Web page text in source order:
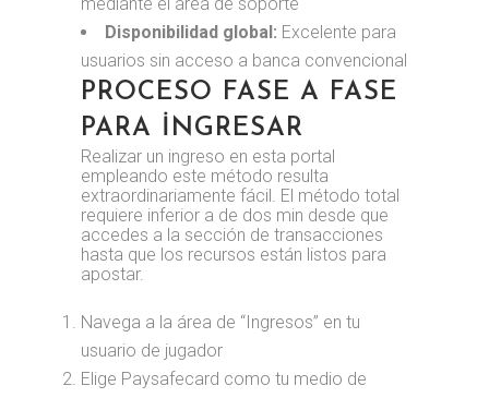
mediante el área de soporte
Disponibilidad global: Excelente para
usuarios sin acceso a banca convencional
PROCESO FASE A FASE
PARA INGRESAR
Realizar un ingreso en esta portal
empleando este método resulta
extraordinariamente fácil. El método total
requiere inferior a de dos min desde que
accedes a la sección de transacciones
hasta que los recursos están listos para
apostar.
Navega a la área de “Ingresos” en tu
usuario de jugador
Elige Paysafecard como tu medio de